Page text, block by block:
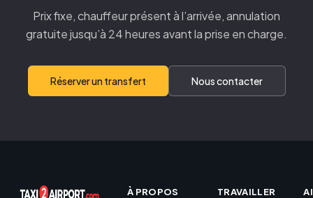
Prix fixe, chauffeur présent à l’arrivée, annulation
gratuite jusqu’à 24 heures avant la prise en charge.
Réserver un transfert Nous contacter
À PROPOS
TRAVAILLER